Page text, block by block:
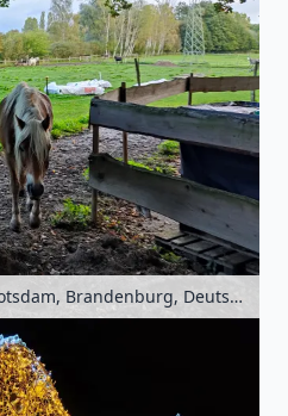
Reiterhof bei Bergholz, Potsdam, Brandenburg, Deutschland